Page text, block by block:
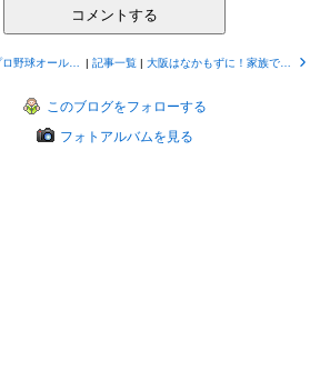
コメントする
| 記事一覧 |
このブログをフォローする
フォトアルバムを見る